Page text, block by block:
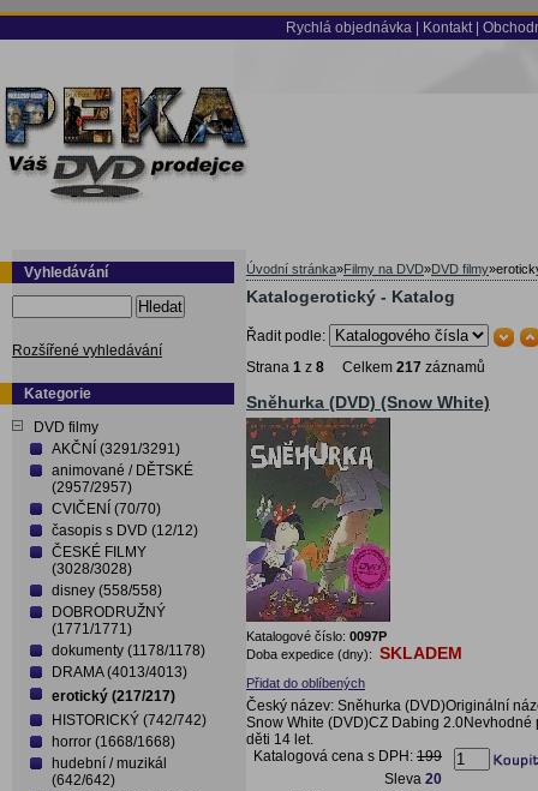
Rychlá objednávka Kontakt
Vyhledávání
Hledat
Rozšířené vyhledávání
Kategorie
DVD filmy
AKČNÍ (3291/3291)
animované / DĚTSKÉ
(2957/2957)
CVIČENÍ (70/70)
časopis s DVD (12/12)
ČESKÉ FILMY
(3028/3028)
disney (558/558)
DOBRODRUŽNÝ
(1771/1771)
dokumenty (1178/1178)
DRAMA (4013/4013)
erotický (217/217)
HISTORICKÝ (742/742)
horror (1668/1668)
hudební / muzikál
(642/642)
Úvodní stránka»Filmy na DVD»DVD filmy»
Katalogerotický - Katalog
Řadit podle:
Strana 1 z 8 Celkem 217 záznamů
Sněhurka (DVD) (Snow White)
Katalogové číslo: 0097P
Doba expedice (dny): SKLADEM
Přidat do oblíbených
Český název: Sněhurka (DVD)Originální
Snow White (DVD)CZ Dabing 2.0Nevhodné
děti 14 let.
Katalogová cena s DPH: 199
Sleva 20